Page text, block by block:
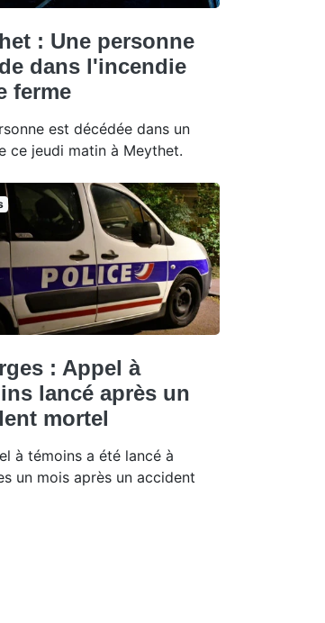
: Une personne
dans l'incendie
ferme
est décédée dans un
ce jeudi matin à Meythet.
: Appel à
lancé après un
mortel
à témoins a été lancé à
un mois après un accident